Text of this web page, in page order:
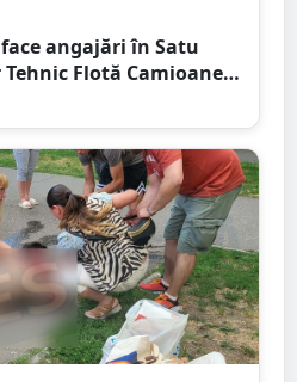
angajări în Satu
Flotă Camioane,
Internațional,